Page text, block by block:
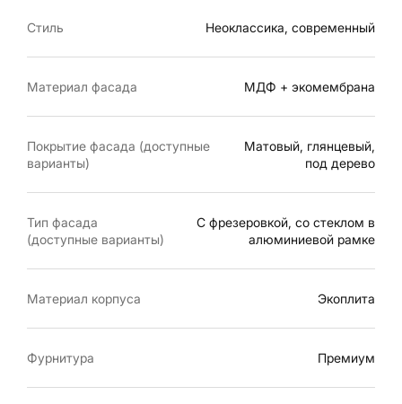
Стиль Неоклассика, современный
Материал фасада МДФ + экомембрана
Покрытие фасада (доступные
варианты)
Матовый, глянцевый,
под дерево
Тип фасада
(доступные варианты)
С фрезеровкой, со стеклом в
алюминиевой рамке
Материал корпуса Экоплита
Фурнитура Премиум